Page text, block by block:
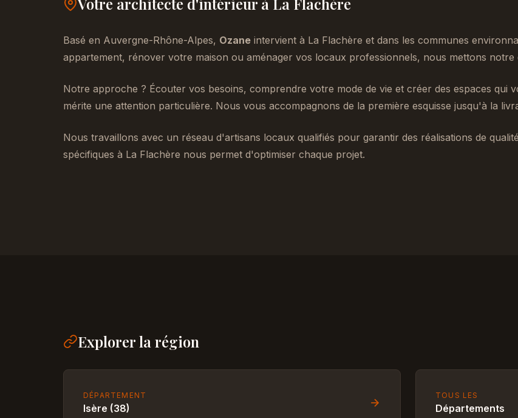
Basé en Auvergne-Rhône-Alpes, Ozane intervient à La Flachère et dans les communes
appartement, rénover votre maison ou aménager vos locaux professionnels, nous mettons notre
Notre approche ? Écouter vos besoins, comprendre votre mode de vie et créer des espaces qui
mérite une attention particulière. Nous vous accompagnons de la première esquisse jusqu'à la
Nous travaillons avec un réseau d'artisans locaux qualifiés pour garantir des réalisations de
spécifiques à La Flachère nous permet d'optimiser chaque projet.
Explorer la région
DÉPARTEMENT
Isère (38)
TOUS LES
Départements